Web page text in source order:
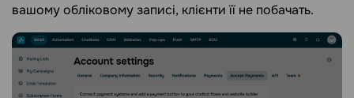
вашому обліковому записі, клієнти її не побачать.